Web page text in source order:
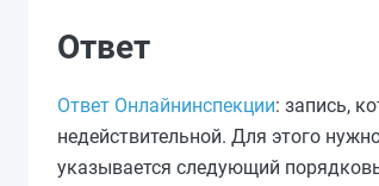
Ответ
Ответ Онлайнинспекции: запись,
недействительной. Для этого
указывается следующий